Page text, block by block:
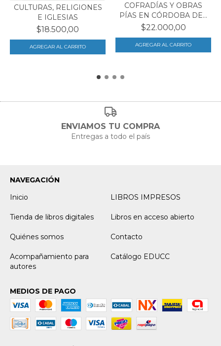
CULTURAS, RELIGIONES
E IGLESIAS
$18.500,00
COFRADÍAS Y OBRAS
PÍAS EN CÓRDOBA DEL
TU...
$22.000,00
ENVIAMOS TU COMPRA
Entregas a todo el país
NAVEGACIÓN
Inicio
LIBROS IMPRESOS
Tienda de libros digitales Libros en acceso abierto
Quiénes somos Contacto
Acompañamiento para
autores
Catálogo EDUCC
MEDIOS DE PAGO